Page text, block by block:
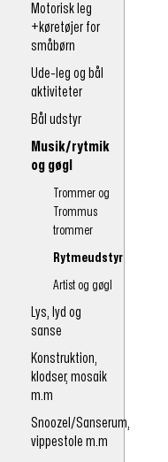
Motorisk leg
+køretøjer for
småbørn
Ude-leg og bål
aktiviteter
Bål udstyr
Musik/rytmik
og gøgl
Trommer og
Trommus
trommer
Rytmeudstyr
Artist og gøgl
Lys, lyd og
sanse
Konstruktion,
klodser, mosaik
m.m
Snoozel/Sanserum,
vippestole m.m